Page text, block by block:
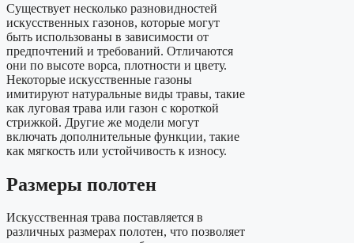
Существует несколько разновидностей
искусственных газонов, которые могут
быть использованы в зависимости от
предпочтений и требований. Отличаются
они по высоте ворса, плотности и цвету.
Некоторые искусственные газоны
имитируют натуральные виды травы, такие
как луговая трава или газон с короткой
стрижкой. Другие же модели могут
включать дополнительные функции, такие
как мягкость или устойчивость к износу.
Размеры полотен
Искусственная трава поставляется в
различных размерах полотен, что позволяет